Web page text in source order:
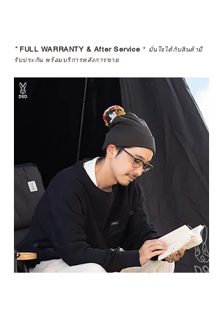
*FULL WARRANTY & After Service * มั่นใจได้กับสินค้ามี
รับประกัน พร้อมบริการหลังการขาย